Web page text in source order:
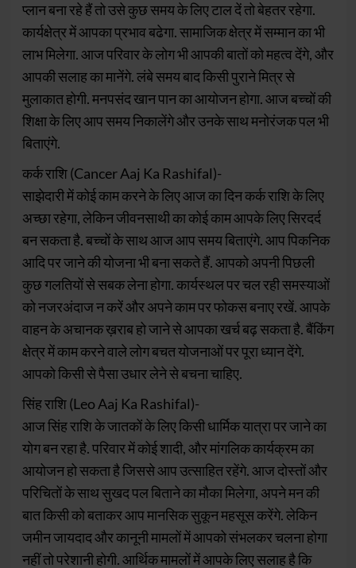
प्लान बना रहे हैं तो उसे कुछ समय के लिए टाल दें तो बेहतर रहेगा.
कार्यक्षेत्र में आपका प्रभाव बढेगा. सामाजिक क्षेत्र में सम्मान का भी
लाभ मिलेगा. आज परिवार के लोग भी आपकी बातों को महत्व देंगे, और
आपकी सलाह का मानेंगे. लंबे समय बाद किसी पुराने मित्र से
मुलाकात होगी. मनपसंद खान पान का आयोजन होगा. आज बच्चों की
शिक्षा के लिए आप समय निकालेंगे और उनके साथ मनोरंजक पल भी
बिताएंगे.
कर्क राशि (Cancer Aaj Ka Rashifal)-
साझेदारी में कोई काम करने के लिए आज का दिन कर्क राशि के लिए
अच्छा रहेगा, लेकिन जीवनसाथी का कोई काम आपके लिए सिरदर्द
बन सकता है. बच्चों के साथ आज आप समय बिताएंगे. आप पिकनिक
आदि पर जाने की योजना भी बना सकते हैं. आपको अपनी पिछली
कुछ गलतियों से सबक लेना होगा. कार्यस्थल पर चल रही समस्याओं
को नजरअंदाज न करें और अपने काम पर फोकस बनाए रखें. आपके
वाहन के अचानक ख़राब हो जाने से आपका खर्च बढ़ सकता है. बैंकिंग
क्षेत्र में काम करने वाले लोग बचत योजनाओं पर पूरा ध्यान देंगे.
आपको किसी से पैसा उधार लेने से बचना चाहिए.
सिंह राशि (Leo Aaj Ka Rashifal)-
आज सिंह राशि के जातकों के लिए किसी धार्मिक यात्रा पर जाने का
योग बन रहा है. परिवार में कोई शादी, और मांगलिक कार्यक्रम का
आयोजन हो सकता है जिससे आप उत्साहित रहेंगे. आज दोस्तों और
परिचितों के साथ सुखद पल बिताने का मौका मिलेगा, अपने मन की
बात किसी को बताकर आप मानसिक सुकून महसूस करेंगे. लेकिन
जमीन जायदाद और कानूनी मामलों में आपको संभलकर चलना होगा
नहीं तो परेशानी होगी. आर्थिक मामलों में आपके लिए सलाह है कि